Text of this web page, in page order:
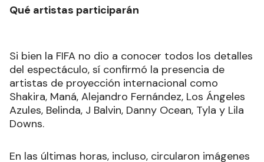
Qué artistas participarán
Si bien la FIFA no dio a conocer todos los detalles
del espectáculo, sí confirmó la presencia de
artistas de proyección internacional como
Shakira, Maná, Alejandro Fernández, Los Ángeles
Azules, Belinda, J Balvin, Danny Ocean, Tyla y Lila
Downs.
En las últimas horas, incluso, circularon imágenes